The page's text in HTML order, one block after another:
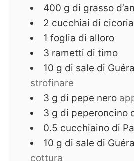
400 g di grasso
2 cucchiai di cicoria
1 foglia di alloro
3 rametti di timo
10 g di sale di
strofinare
3 g di pepe nero
3 g di peperoncino
0.5 cucchiaino di
10 g di sale di
cottura